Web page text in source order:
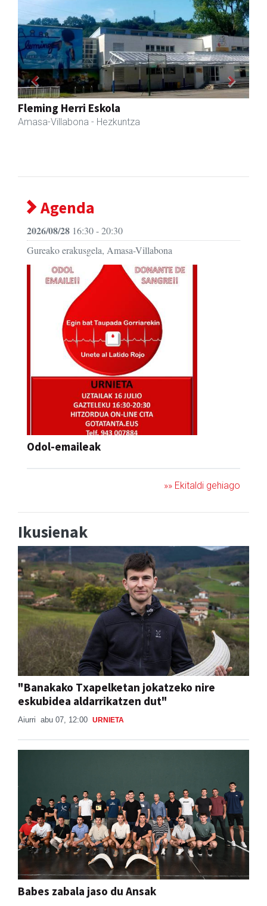
Amasa kafetegia
Amasa-Villabona
Previous Next
Agenda
2026/08/28 16:30 - 20:30
Gureako erakusgela, Amasa-Villabona
Odol-emaileak
»» Ekitaldi gehiago
Ikusienak
"Banakako Txapelketan jokatzeko nire
eskubidea aldarrikatzen dut"
Aiurri abu 07, 12:00 URNIETA
Babes zabala jaso du Ansak